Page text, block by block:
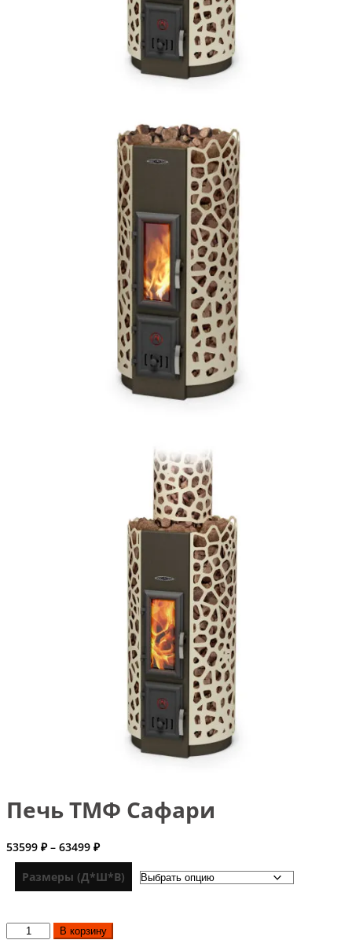
Печь ТМФ Сафари
53599 ₽ – 63499 ₽Диапазон
цен:
53599 ₽
–
Размеры (Д*Ш*В)
КоличествоВ корзину